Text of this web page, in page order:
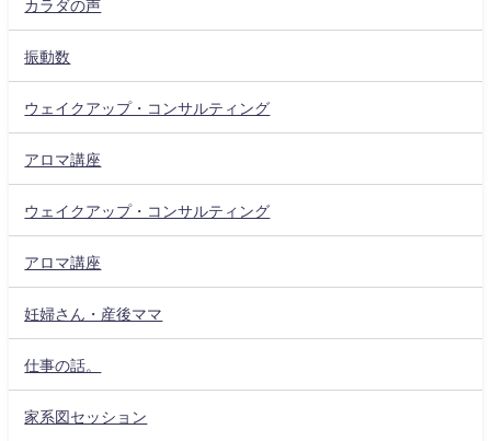
振動数
ウェイクアップ・コンサルティング
アロマ講座
ウェイクアップ・コンサルティング
アロマ講座
妊婦さん・産後ママ
仕事の話。
家系図セッション